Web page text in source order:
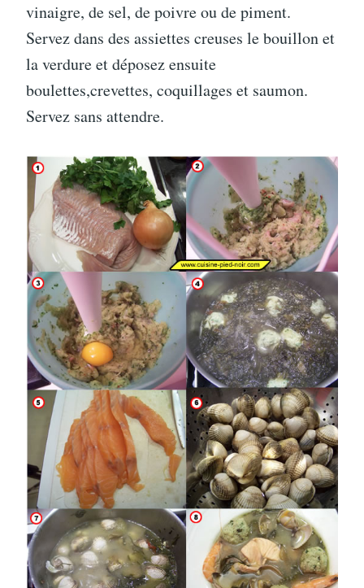
vinaigre, de sel, de poivre ou de piment.
Servez dans des assiettes creuses le bouillon et
la verdure et déposez ensuite
boulettes,crevettes, coquillages et saumon.
Servez sans attendre.